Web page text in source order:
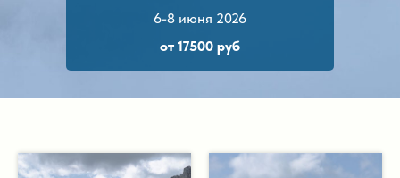
6-8 июня 2026
от 17500 руб